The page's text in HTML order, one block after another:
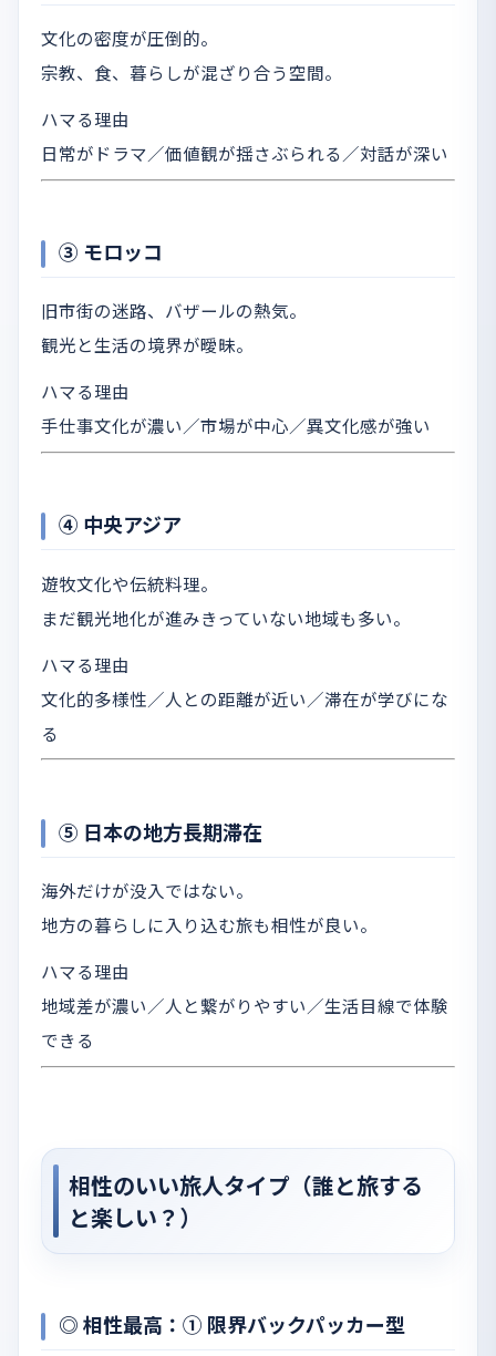
文化の密度が圧倒的。
宗教、食、暮らしが混ざり合う空間。
ハマる理由
日常がドラマ／価値観が揺さぶられる／対話が深い
③ モロッコ
旧市街の迷路、バザールの熱気。
観光と生活の境界が曖昧。
ハマる理由
手仕事文化が濃い／市場が中心／異文化感が強い
④ 中央アジア
遊牧文化や伝統料理。
まだ観光地化が進みきっていない地域も多い。
ハマる理由
文化的多様性／人との距離が近い／滞在が学びにな
る
⑤ 日本の地方長期滞在
海外だけが没入ではない。
地方の暮らしに入り込む旅も相性が良い。
ハマる理由
地域差が濃い／人と繋がりやすい／生活目線で体験
できる
相性のいい旅人タイプ（誰と旅する
と楽しい？）
◎ 相性最高：① 限界バックパッカー型